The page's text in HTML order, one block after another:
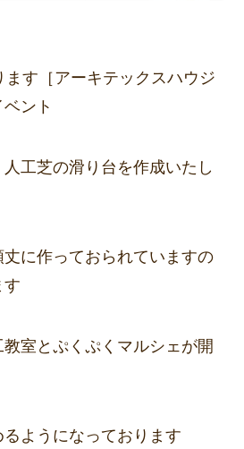
す［アーキテックスハウジ
ント
工芝の滑り台を作成いたし
に作っておられていますの
す
室とぷくぷくマルシェが開
ようになっております